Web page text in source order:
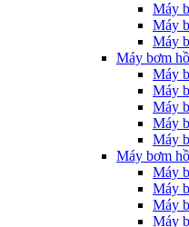
Máy
Máy
Máy
Máy bơm
Máy
Máy
Máy
Máy
Máy
Máy bơm
Máy
Máy
Máy
Máy